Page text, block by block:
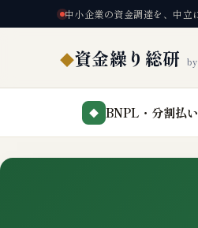
中小企業の資金調達を、中立
◆資金繰り総研
◆ BNPL・分割払い